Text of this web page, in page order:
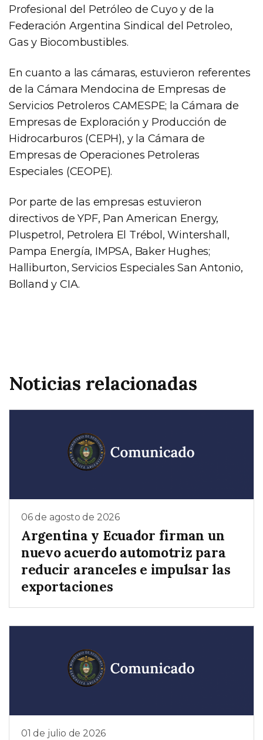
Profesional del Petróleo de Cuyo y de la
Federación Argentina Sindical del Petroleo,
Gas y Biocombustibles.
En cuanto a las cámaras, estuvieron referentes
de la Cámara Mendocina de Empresas de
Servicios Petroleros CAMESPE; la Cámara de
Empresas de Exploración y Producción de
Hidrocarburos (CEPH), y la Cámara de
Empresas de Operaciones Petroleras
Especiales (CEOPE).
Por parte de las empresas estuvieron
directivos de YPF, Pan American Energy,
Pluspetrol, Petrolera El Trébol, Wintershall,
Pampa Energía, IMPSA, Baker Hughes;
Halliburton, Servicios Especiales San Antonio,
Bolland y CIA.
Noticias relacionadas
06 de agosto de 2026
Argentina y Ecuador firman un
nuevo acuerdo automotriz para
reducir aranceles e impulsar las
exportaciones
01 de julio de 2026